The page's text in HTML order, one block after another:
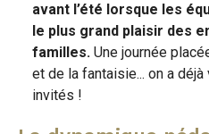
avant l’été lorsque les
le plus grand plaisir des
familles. Une journée
et de la fantaisie... on a
invités !